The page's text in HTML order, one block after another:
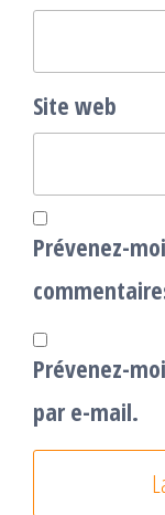
Site web
Prévenez-
Prévenez-
par e-mail.